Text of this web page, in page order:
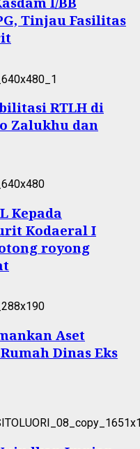
Tinjau Fasilitas
RTLH di
Zalukhu dan
Kepada
Kodaeral I
royong
Aset
Dinas Eks